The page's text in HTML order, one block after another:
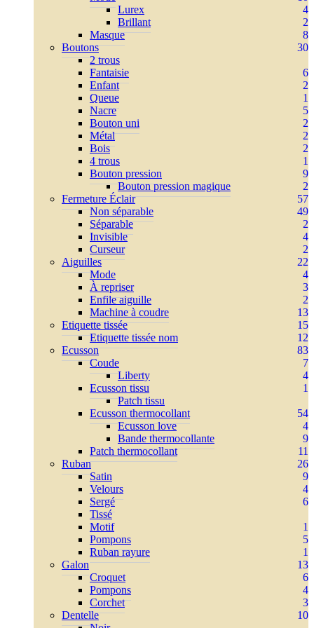
Lurex
4
Brillant
2
Masque
8
Boutons
30
2 trous
Fantaisie
6
Enfant
2
Queue
1
Nacre
5
Bouton uni
2
Métal
2
Bois
2
4 trous
1
Bouton pression
9
Bouton pression magique
2
Fermeture Éclair
57
Non séparable
49
Séparable
2
Invisible
4
Curseur
2
Aiguilles
22
Mode
4
À repriser
3
Enfile aiguille
2
Machine à coudre
13
Etiquette tissée
15
Etiquette tissée nom
12
Ecusson
83
Coude
7
Liberty
4
Ecusson tissu
1
Patch tissu
Ecusson thermocollant
54
Ecusson love
4
Bande thermocollante
9
Patch thermocollant
11
Ruban
26
Satin
9
Velours
4
Sergé
6
Tissé
Motif
1
Pompons
5
Ruban rayure
1
Galon
13
Croquet
6
Pompons
4
Corchet
3
Dentelle
10